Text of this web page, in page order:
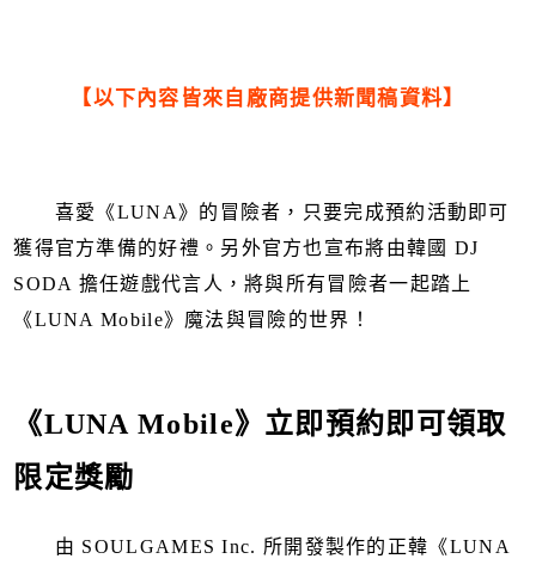
【以下內容皆來自廠商提供新聞稿資料】
喜愛《LUNA》的冒險者，只要完成預約活動即可
獲得官方準備的好禮。另外官方也宣布將由韓國 DJ
SODA 擔任遊戲代言人，將與所有冒險者一起踏上
《LUNA Mobile》魔法與冒險的世界！
《LUNA Mobile》立即預約即可領取
限定獎勵
由 SOULGAMES Inc. 所開發製作的正韓《LUNA